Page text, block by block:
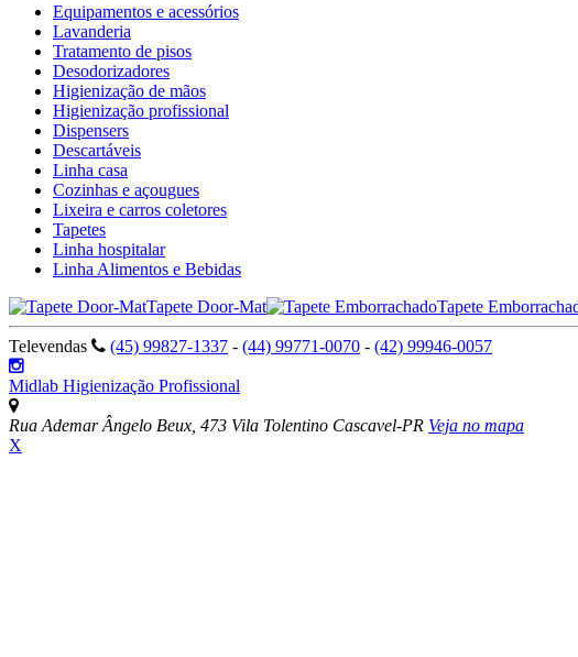
Equipamentos e acessórios
Lavanderia
Tratamento de pisos
Desodorizadores
Higienização de mãos
Higienização profissional
Dispensers
Descartáveis
Linha casa
Cozinhas e açougues
Lixeira e carros coletores
Tapetes
Linha hospitalar
Linha Alimentos e Bebidas
Tapete Door-Mat
Tapete
Televendas (45) 99827-1337 - (44) 99771-0070 - (42) 99946-0057
Midlab Higienização Profissional
Rua Ademar Ângelo Beux, 473 Vila Tolentino Cascavel-PR Veja no mapa
X